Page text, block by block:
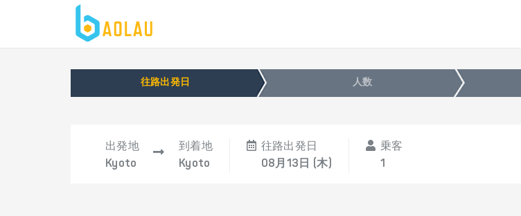
往路出発日 人数
出発地
Kyoto
到着地
Kyoto
往路出発日
08月13日 (木)
乗客
1